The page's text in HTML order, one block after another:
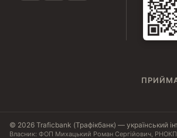
© 2026 Traficbank (Трафікбанк) — український
Власник: ФОП Михацький Роман Сергійович,